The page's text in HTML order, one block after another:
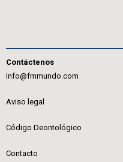
Contáctenos
info@fmmundo.com
Aviso legal
Código Deontológico
Contacto